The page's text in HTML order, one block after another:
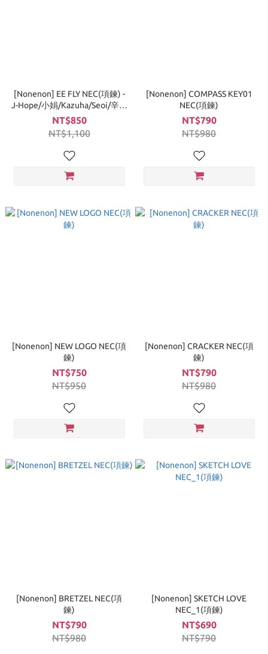
[Nonenon] EE FLY NEC(項鍊) -
J-Hope/小娟/Kazuha/Seoi/辛叡
恩 著用
NT$850
NT$1,100
[Nonenon] COMPASS KEY01
NEC(項鍊)
NT$790
NT$980
[Nonenon] NEW LOGO NEC(項
鍊)
NT$750
NT$950
[Nonenon] CRACKER NEC(項
鍊)
NT$790
NT$980
[Nonenon] BRETZEL NEC(項
鍊)
NT$790
NT$980
[Nonenon] SKETCH LOVE
NEC_1(項鍊)
NT$690
NT$790